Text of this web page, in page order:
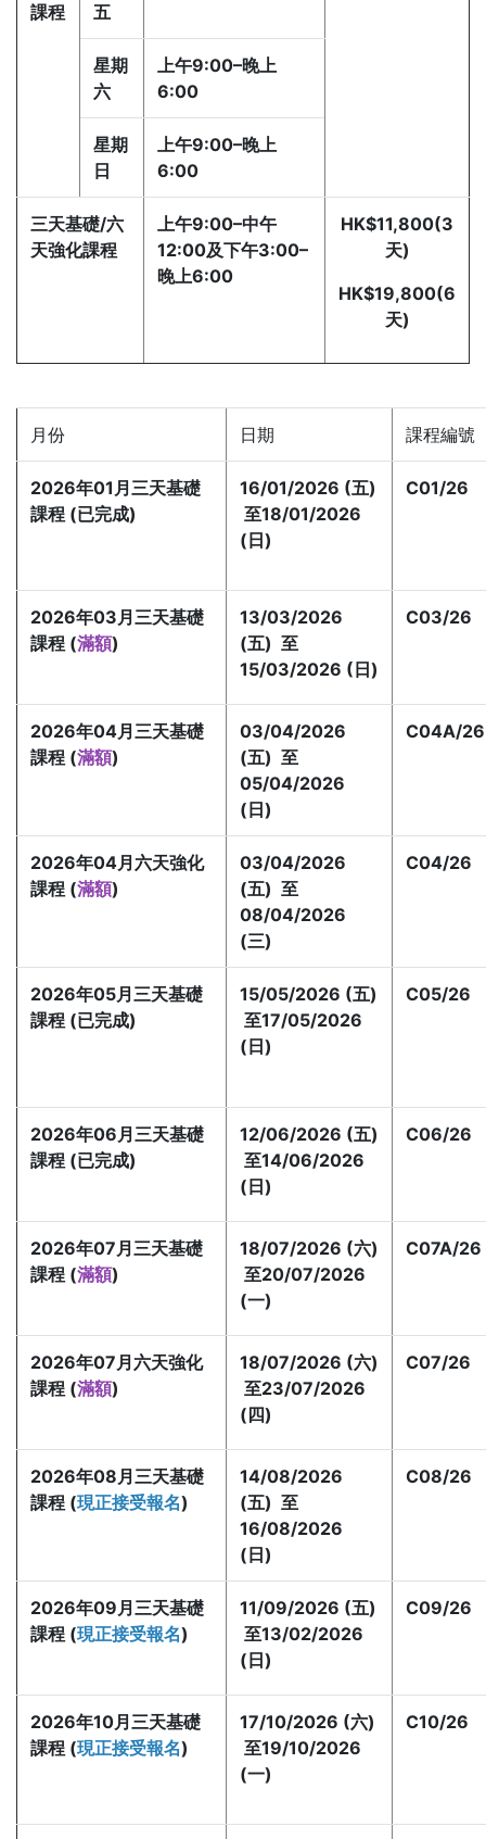
課程
五
星期
六
上午9:00–晚上
6:00
星期
日
上午9:00–晚上
6:00
三天基礎/六
天強化課程
上午9:00–中午
12:00及下午3:00–
晚上6:00
HK$11,800(3
天)
HK$19,800(6
天)
月份 日期 課程編號
2026年01月 三天基礎
課程 (已完成)
16/01/2026 (五)
至18/01/2026
(日)
C01/26
2026年03月三天基礎
課程 (滿額)
13/03/2026
(五) 至
15/03/2026 (日)
C03/26
2026年04月三天基礎
課程 (滿額)
03/04/2026
(五) 至
05/04/2026
(日)
C04A/26
2026年04月六天強化
課程 (滿額)
03/04/2026
(五) 至
08/04/2026
(三)
C04/26
2026年05月三天基礎
課程 (已完成)
15/05/2026 (五)
至17/05/2026
(日)
C05/26
2026年06月三天基礎
課程 (已完成)
12/06/2026 (五)
至14/06/2026
(日)
C06/26
2026年07月三天基礎
課程 (滿額)
18/07/2026 (六)
至20/07/2026
(一)
C07A/26
2026年07月六天強化
課程 (滿額)
18/07/2026 (六)
至23/07/2026
(四)
C07/26
2026年08月三天基礎
課程 (現正接受報名)
14/08/2026
(五) 至
16/08/2026
(日)
C08/26
2026年09月三天基礎
課程 (現正接受報名)
11/09/2026 (五)
至13/02/2026
(日)
C09/26
2026年10月 三天基礎
課程 (現正接受報名)
17/10/2026 (六)
至19/10/2026
(一)
C10/26